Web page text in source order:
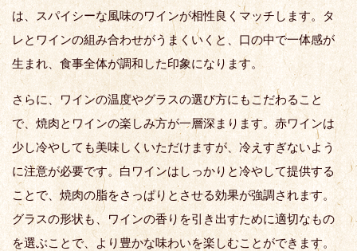
は、スパイシーな風味のワインが相性良くマッチします。タ
レとワインの組み合わせがうまくいくと、口の中で一体感が
生まれ、食事全体が調和した印象になります。
さらに、ワインの温度やグラスの選び方にもこだわること
で、焼肉とワインの楽しみ方が一層深まります。赤ワインは
少し冷やしても美味しくいただけますが、冷えすぎないよう
に注意が必要です。白ワインはしっかりと冷やして提供する
ことで、焼肉の脂をさっぱりとさせる効果が強調されます。
グラスの形状も、ワインの香りを引き出すために適切なもの
を選ぶことで、より豊かな味わいを楽しむことができます。